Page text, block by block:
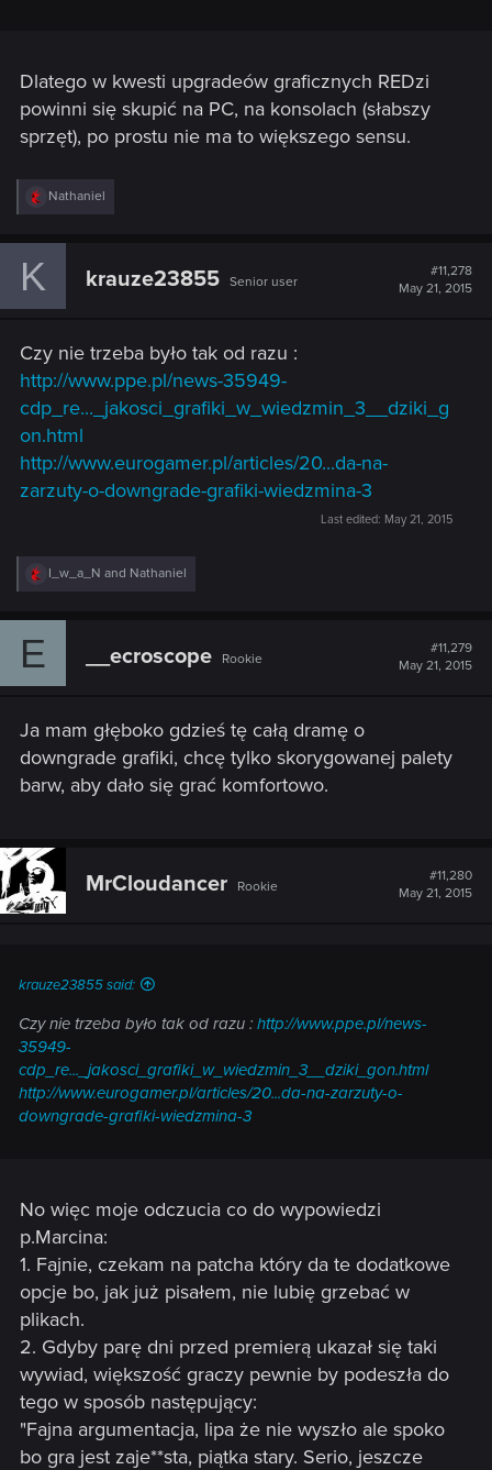
Dlatego w kwesti upgradeów graficznych REDzi
powinni się skupić na PC, na konsolach (słabszy
sprzęt), po prostu nie ma to większego sensu.
R
e
c
:
Nathaniel
K krauze23855 Senior user
#11,278
May 21, 2015
Czy nie trzeba było tak od razu :
http://www.ppe.pl/news-35949-
cdp_re..._jakosci_grafiki_w_wiedzmin_3__dziki_g
on.html
http://www.eurogamer.pl/articles/20...da-na-
zarzuty-o-downgrade-grafiki-wiedzmina-3
Last edited: May 21, 2015
R
e
c
:
I_w_a_N and Nathaniel
E __ecroscope Rookie
#11,279
May 21, 2015
Ja mam głęboko gdzieś tę całą dramę o
downgrade grafiki, chcę tylko skorygowanej palety
barw, aby dało się grać komfortowo.
MrCloudancer Rookie
#11,280
May 21, 2015
krauze23855 said:
Czy nie trzeba było tak od razu : http://www.ppe.pl/news-
35949-
cdp_re..._jakosci_grafiki_w_wiedzmin_3__dziki_gon.html
http://www.eurogamer.pl/articles/20...da-na-zarzuty-o-
downgrade-grafiki-wiedzmina-3
No więc moje odczucia co do wypowiedzi
p.Marcina:
1. Fajnie, czekam na patcha który da te dodatkowe
opcje bo, jak już pisałem, nie lubię grzebać w
plikach.
2. Gdyby parę dni przed premierą ukazał się taki
wywiad, większość graczy pewnie by podeszła do
tego w sposób następujący:
"Fajna argumentacja, lipa że nie wyszło ale spoko
bo gra jest zaje**sta, piątka stary. Serio, jeszcze